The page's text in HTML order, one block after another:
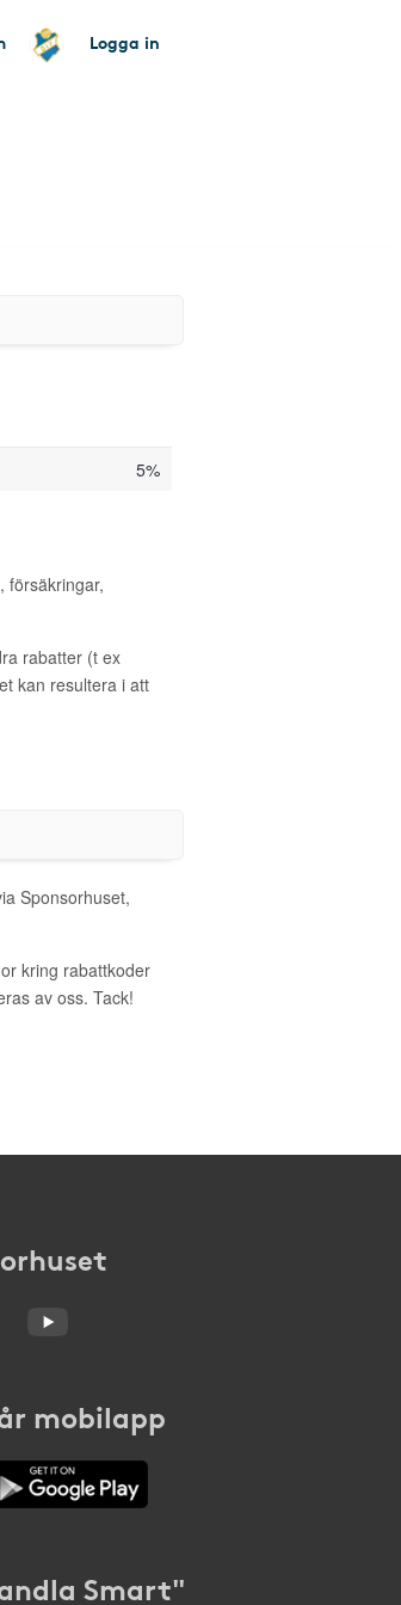
Logga in
5%
försäkringar,
rabatter (t ex
kan resultera i att
Sponsorhuset,
kring rabattkoder
av oss. Tack!
mobilapp
Smart"